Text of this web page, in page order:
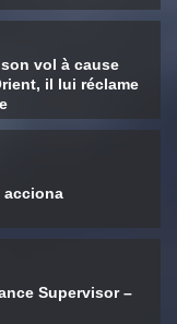
vol à cause
il lui réclame
acciona
Supervisor –